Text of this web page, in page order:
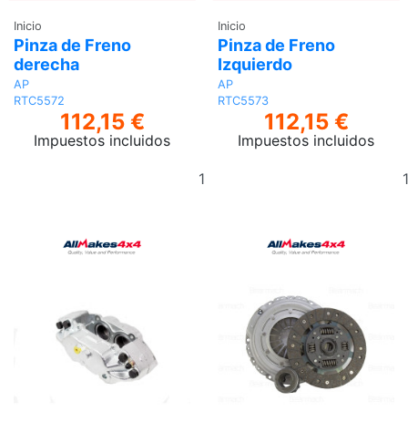
Inicio
Pinza de Freno
derecha
AP
RTC5572
112,15 €
Impuestos incluidos
Inicio
Pinza de Freno
Izquierdo
AP
RTC5573
112,15 €
Impuestos incluidos